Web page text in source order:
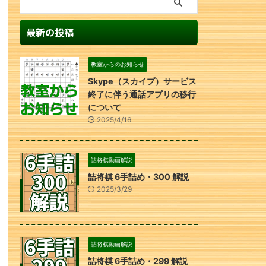
最新の投稿
教室からのお知らせ
Skype（スカイプ）サービス
終了に伴う通話アプリの移行
について
2025/4/16
詰将棋動画解説
詰将棋 6手詰め・300 解説
2025/3/29
詰将棋動画解説
詰将棋 6手詰め・299 解説